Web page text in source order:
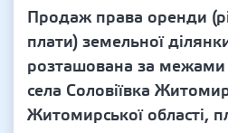
Продаж права оренди
плати) земельної
розташована за межами
села Соловіївка
Житомирської області,